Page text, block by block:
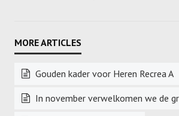
Gouden kader voor Heren Recrea A
In november verwelkomen we de